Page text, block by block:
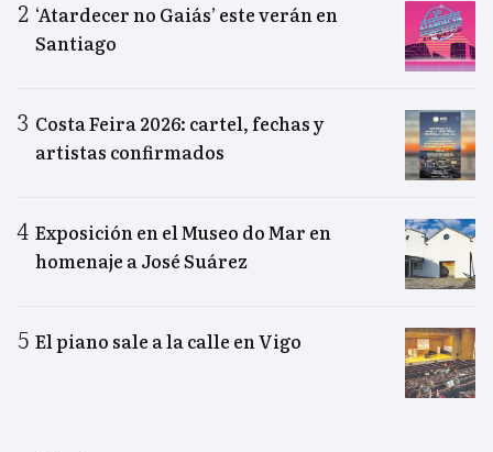
‘Atardecer no Gaiás’ este verán en
Santiago
Costa Feira 2026: cartel, fechas y
artistas confirmados
Exposición en el Museo do Mar en
homenaje a José Suárez
El piano sale a la calle en Vigo